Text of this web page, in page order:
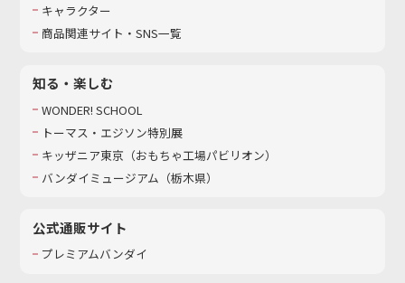
キャラクター
商品関連サイト・SNS一覧
知る・楽しむ
WONDER! SCHOOL
トーマス・エジソン特別展
キッザニア東京（おもちゃ工場パビリオン）​
バンダイミュージアム（栃木県）
公式通販サイト
プレミアムバンダイ